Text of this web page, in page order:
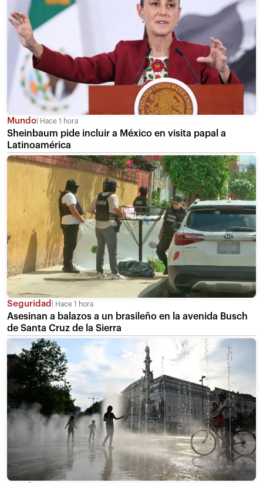
Mundo Hace 1 hora
Sheinbaum pide incluir a México en visita papal a
Latinoamérica
Seguridad Hace 1 hora
Asesinan a balazos a un brasileño en la avenida Busch
de Santa Cruz de la Sierra